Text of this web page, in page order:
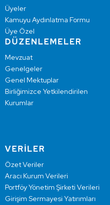
Üyeler
Kamuyu Aydınlatma Formu
Üye Özel
DÜZENLEMELER
Mevzuat
Genelgeler
Genel Mektuplar
Birliğimizce Yetkilendirilen
Kurumlar
VERİLER
Özet Veriler
Aracı Kurum Verileri
Portföy Yönetim Şirketi Verileri
Girişim Sermayesi Yatırımları